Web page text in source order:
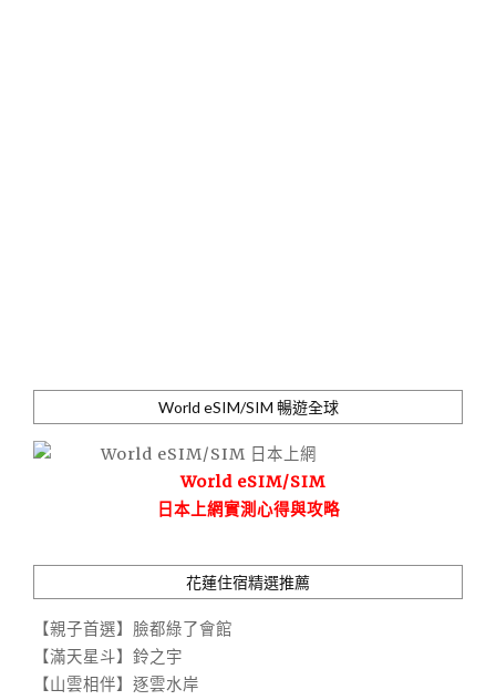
World eSIM/SIM 暢遊全球
World eSIM/SIM
日本上網實測心得與攻略
花蓮住宿精選推薦
【親子首選】臉都綠了會館
【滿天星斗】鈴之宇
【山雲相伴】逐雲水岸